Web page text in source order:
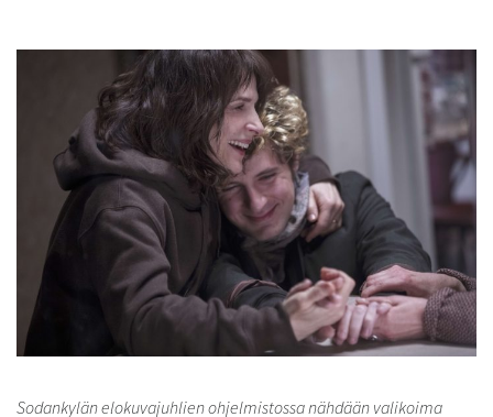
Sodankylän elokuvajuhlien ohjelmistossa nähdään valikoima